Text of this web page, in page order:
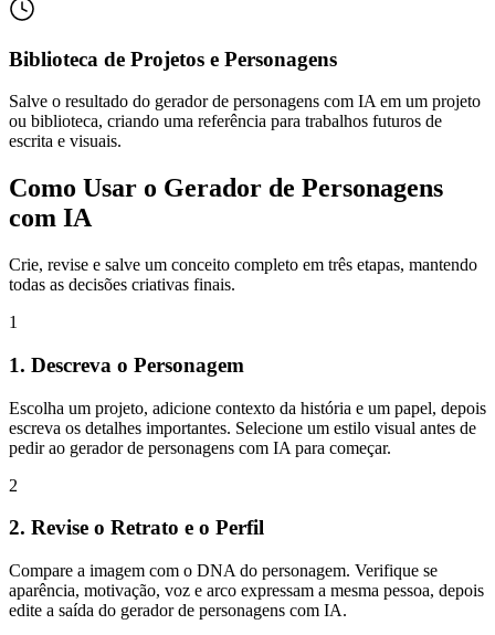
Biblioteca de Projetos e Personagens
Salve o resultado do gerador de personagens com IA em um projeto
ou biblioteca, criando uma referência para trabalhos futuros de
escrita e visuais.
Como Usar o Gerador de Personagens
com IA
Crie, revise e salve um conceito completo em três etapas, mantendo
todas as decisões criativas finais.
1
1. Descreva o Personagem
Escolha um projeto, adicione contexto da história e um papel, depois
escreva os detalhes importantes. Selecione um estilo visual antes de
pedir ao gerador de personagens com IA para começar.
2
2. Revise o Retrato e o Perfil
Compare a imagem com o DNA do personagem. Verifique se
aparência, motivação, voz e arco expressam a mesma pessoa, depois
edite a saída do gerador de personagens com IA.